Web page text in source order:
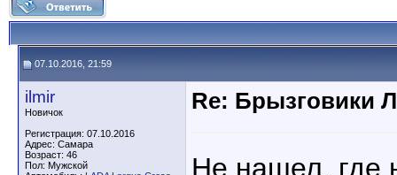
07.10.2016, 21:59
ilmir
Новичок
Регистрация: 07.10.2016
Адрес: Самара
Возраст: 46
Пол: Мужской
Re: Брызговики
Не нашел, где